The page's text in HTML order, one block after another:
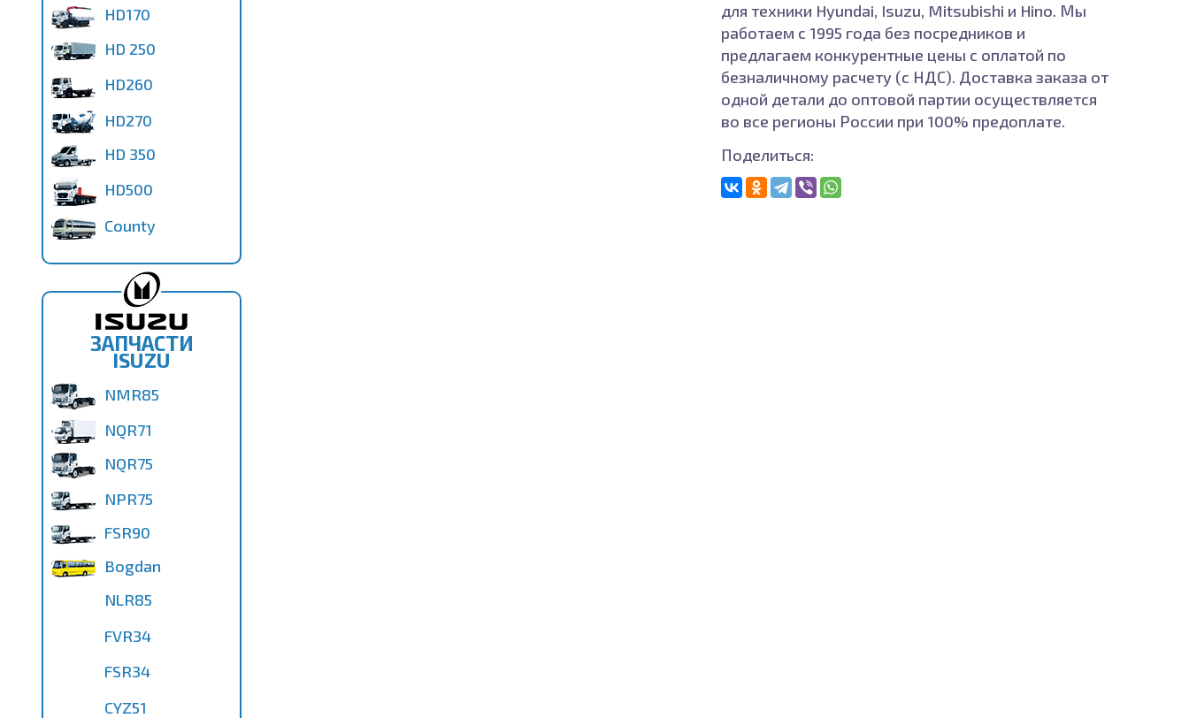
HD170
HD 250
HD260
HD270
HD 350
HD500
County
ЗАПЧАСТИ
ISUZU
NMR85
NQR71
NQR75
NPR75
FSR90
Bogdan
NLR85
FVR34
FSR34
CYZ51
для техники Hyundai, Isuzu, Mitsubishi и Hino. Мы
работаем с 1995 года без посредников и
предлагаем конкурентные цены с оплатой по
безналичному расчету (с НДС). Доставка заказа от
одной детали до оптовой партии осуществляется
во все регионы России при 100% предоплате.
Поделиться: